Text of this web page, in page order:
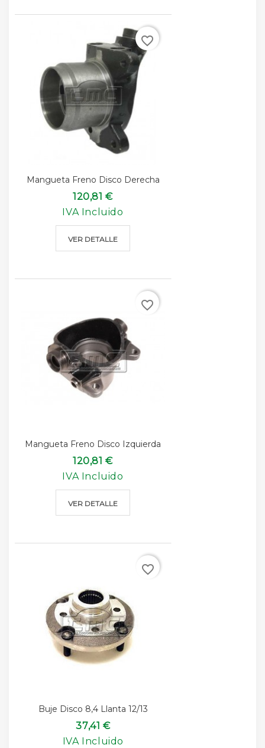
Mangueta Freno Disco Derecha
120,81 €
IVA Incluido
VER DETALLE
favorite_border
Mangueta Freno Disco Izquierda
120,81 €
IVA Incluido
VER DETALLE
favorite_border
Buje Disco 8,4 Llanta 12/13
37,41 €
IVA Incluido
favorite_border